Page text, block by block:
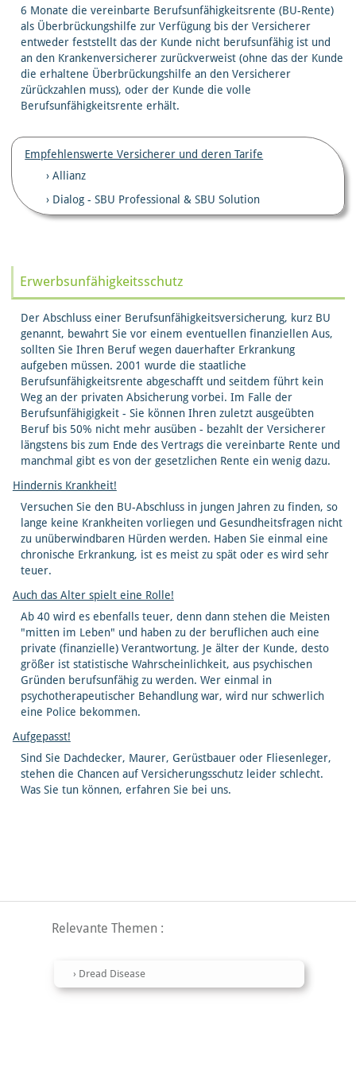
6 Monate die vereinbarte Berufsunfähigkeitsrente (BU-Rente)
als Überbrückungshilfe zur Verfügung bis der Versicherer
entweder feststellt das der Kunde nicht berufsunfähig ist und
an den Krankenversicherer zurückverweist (ohne das der Kunde
die erhaltene Überbrückungshilfe an den Versicherer
zürückzahlen muss), oder der Kunde die volle
Berufsunfähigkeitsrente erhält.
Empfehlenswerte Versicherer und deren Tarife
Allianz
Dialog - SBU Professional & SBU Solution
Erwerbsunfähigkeitsschutz
Der Abschluss einer Berufsunfähigkeitsversicherung, kurz BU
genannt, bewahrt Sie vor einem eventuellen finanziellen Aus,
sollten Sie Ihren Beruf wegen dauerhafter Erkrankung
aufgeben müssen. 2001 wurde die staatliche
Berufsunfähigkeitsrente abgeschafft und seitdem führt kein
Weg an der privaten Absicherung vorbei. Im Falle der
Berufsunfähigigkeit - Sie können Ihren zuletzt ausgeübten
Beruf bis 50% nicht mehr ausüben - bezahlt der Versicherer
längstens bis zum Ende des Vertrags die vereinbarte Rente und
manchmal gibt es von der gesetzlichen Rente ein wenig dazu.
Hindernis Krankheit!
Versuchen Sie den BU-Abschluss in jungen Jahren zu finden, so
lange keine Krankheiten vorliegen und Gesundheitsfragen nicht
zu unüberwindbaren Hürden werden. Haben Sie einmal eine
chronische Erkrankung, ist es meist zu spät oder es wird sehr
teuer.
Auch das Alter spielt eine Rolle!
Ab 40 wird es ebenfalls teuer, denn dann stehen die Meisten
"mitten im Leben" und haben zu der beruflichen auch eine
private (finanzielle) Verantwortung. Je älter der Kunde, desto
größer ist statistische Wahrscheinlichkeit, aus psychischen
Gründen berufsunfähig zu werden. Wer einmal in
psychotherapeutischer Behandlung war, wird nur schwerlich
eine Police bekommen.
Aufgepasst!
Sind Sie Dachdecker, Maurer, Gerüstbauer oder Fliesenleger,
stehen die Chancen auf Versicherungsschutz leider schlecht.
Was Sie tun können, erfahren Sie bei uns.
Relevante Themen
Dread Disease